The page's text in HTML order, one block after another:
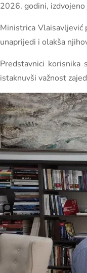
2026. godini,
Ministrica
unaprijedi i olakša
Predstavnici korisnika
istaknuvši važnost